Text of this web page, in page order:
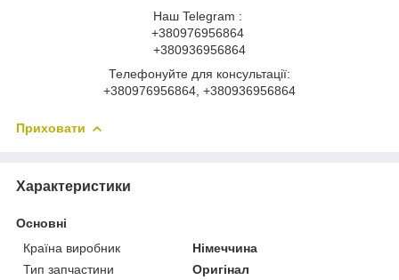
Наш Telegram :
+380976956864
+380936956864
Телефонуйте для консультації:
+380976956864, +380936956864
Приховати
Характеристики
Основні
Країна виробник
Німеччина
Тип запчастини
Оригінал